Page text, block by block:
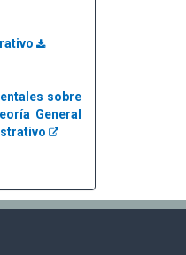
sobre
General